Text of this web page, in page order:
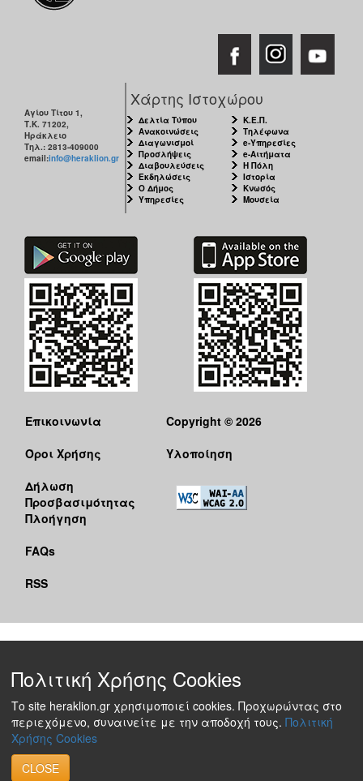
Αγίου Τίτου 1,
Τ.Κ. 71202,
Ηράκλειο
Τηλ.: 2813-409000
email:info@heraklion.gr
Χάρτης Ιστοχώρου
Δελτία Τύπου
Ανακοινώσεις
Διαγωνισμοί
Προσλήψεις
Διαβουλεύσεις
Εκδηλώσεις
Ο Δήμος
Υπηρεσίες
Κ.Ε.Π.
Τηλέφωνα
e-Υπηρεσίες
e-Αιτήματα
Η Πόλη
Ιστορία
Κνωσός
Μουσεία
Επικοινωνία
Όροι Χρήσης
Δήλωση
Προσβασιμότητας
Πλοήγηση
FAQs
RSS
Copyright © 2026
Υλοποίηση
Πολιτική Χρήσης Cookies
Το site heraklion.gr χρησιμοποιεί cookies. Προχωρώντας στο
περιεχόμενο, συναινείτε με την αποδοχή τους. Πολιτική
Χρήσης Cookies
CLOSE